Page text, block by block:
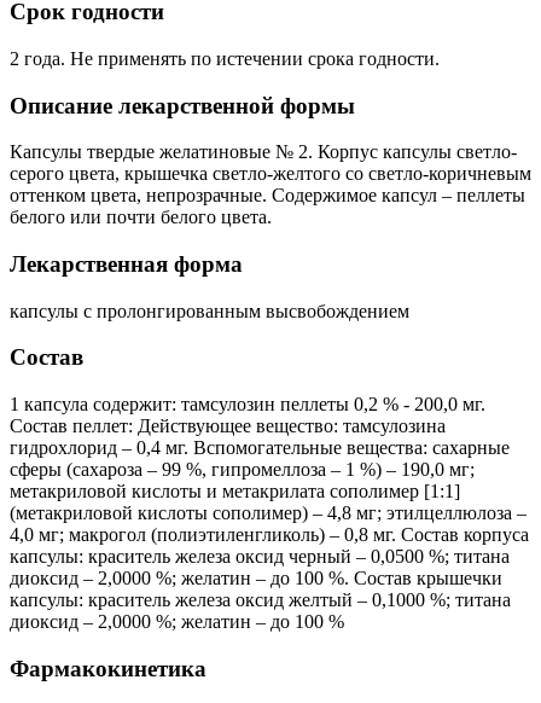
Срок годности
2 года. Не применять по истечении срока годности.
Описание лекарственной формы
Капсулы твердые желатиновые № 2. Корпус капсулы светло-
серого цвета, крышечка светло-желтого со светло-коричневым
оттенком цвета, непрозрачные. Содержимое капсул – пеллеты
белого или почти белого цвета.
Лекарственная форма
капсулы с пролонгированным высвобождением
Состав
1 капсула содержит: тамсулозин пеллеты 0,2 % - 200,0 мг.
Состав пеллет: Действующее вещество: тамсулозина
гидрохлорид – 0,4 мг. Вспомогательные вещества: сахарные
сферы (сахароза – 99 %, гипромеллоза – 1 %) – 190,0 мг;
метакриловой кислоты и метакрилата сополимер [1:1]
(метакриловой кислоты сополимер) – 4,8 мг; этилцеллюлоза –
4,0 мг; макрогол (полиэтиленгликоль) – 0,8 мг. Состав корпуса
капсулы: краситель железа оксид черный – 0,0500 %; титана
диоксид – 2,0000 %; желатин – до 100 %. Состав крышечки
капсулы: краситель железа оксид желтый – 0,1000 %; титана
диоксид – 2,0000 %; желатин – до 100 %
Фармакокинетика